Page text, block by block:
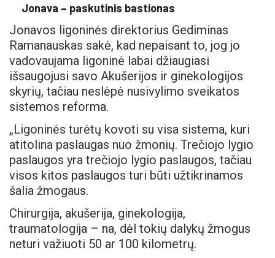
Jonava – paskutinis bastionas
Jonavos ligoninės direktorius Gediminas
Ramanauskas sakė, kad nepaisant to, jog jo
vadovaujama ligoninė labai džiaugiasi
išsaugojusi savo Akušerijos ir ginekologijos
skyrių, tačiau neslėpė nusivylimo sveikatos
sistemos reforma.
„Ligoninės turėtų kovoti su visa sistema, kuri
atitolina paslaugas nuo žmonių. Trečiojo lygio
paslaugos yra trečiojo lygio paslaugos, tačiau
visos kitos paslaugos turi būti užtikrinamos
šalia žmogaus.
Chirurgija, akušerija, ginekologija,
traumatologija – na, dėl tokių dalykų žmogus
neturi važiuoti 50 ar 100 kilometrų.